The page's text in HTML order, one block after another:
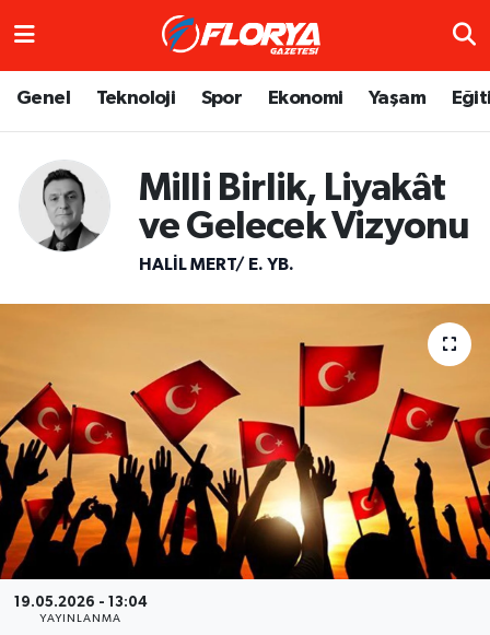
Genel Teknoloji Spor Ekonomi Yaşam
Milli Birlik, Liyakât
ve Gelecek Vizyonu
HALIL MERT/ E. YB.
19.05.2026 - 13:04
YAYINLANMA
Trafik Durumu
Süper Lig Puan Durumu ve Fikstür
Tüm Manşetler
Son Dakika Haberleri